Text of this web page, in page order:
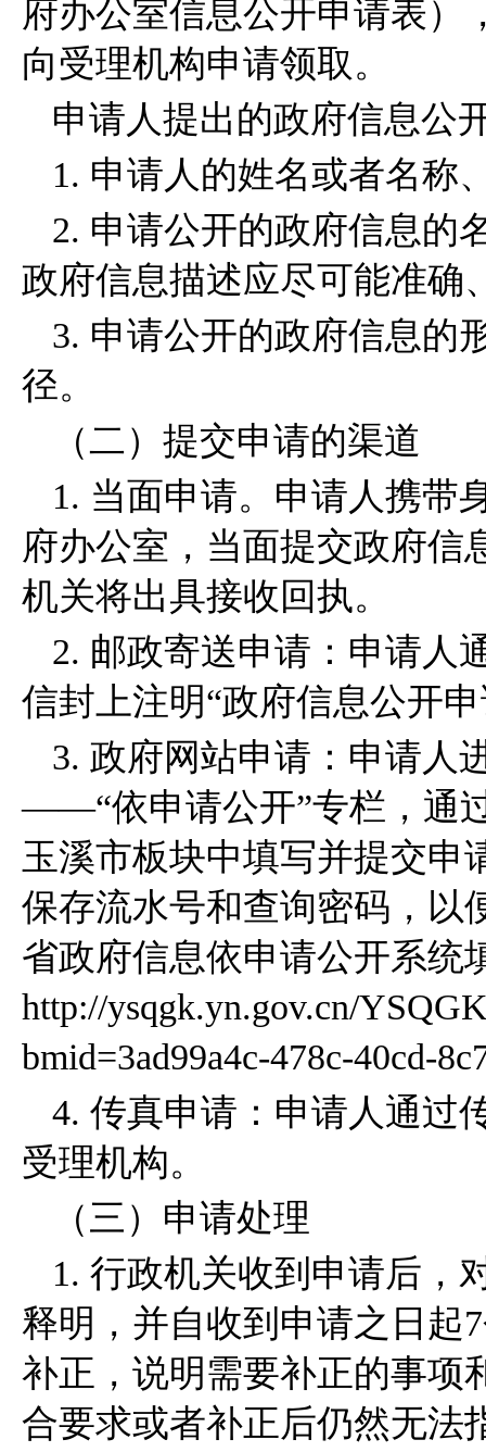
府办公室信息公开申请表）
向受理机构申请领取。
申请人提出的政府信息公
1. 申请人的姓名或者名称
2. 申请公开的政府信息的
政府信息描述应尽可能准确
3. 申请公开的政府信息的
径。
（二）提交申请的渠道
1. 当面申请。申请人携带
府办公室，当面提交政府信
机关将出具接收回执。
2. 邮政寄送申请：申请人
信封上注明“政府信息公开
3. 政府网站申请：申请人
——“依申请公开”专栏，通
玉溪市板块中填写并提交申
保存流水号和查询密码，以
省政府信息依申请公开系统
http://ysqgk.yn.gov.cn/
bmid=3ad99a4c-478c-40cd-
4. 传真申请：申请人通过
受理机构。
（三）申请处理
1. 行政机关收到申请后，
释明，并自收到申请之日起
补正，说明需要补正的事项
合要求或者补正后仍然无法